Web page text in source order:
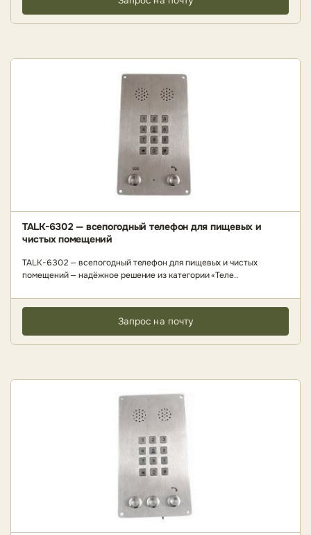
TALK-6302 — всепогодный телефон для пищевых и
чистых помещений
TALK-6302 — всепогодный телефон для пищевых и чистых
помещений — надёжное решение из категории «Теле..
Запрос на почту